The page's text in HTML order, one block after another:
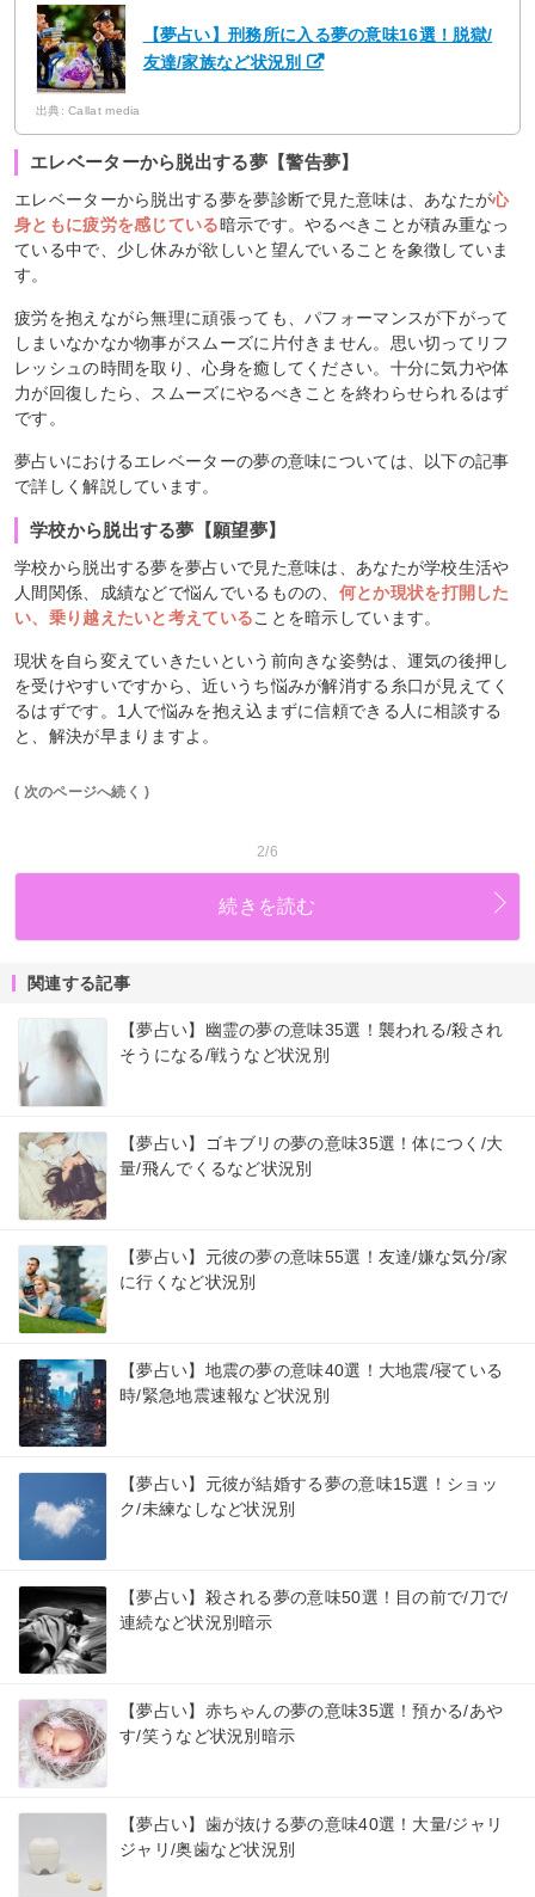
【夢占い】刑務所に入る夢の意味16選！脱獄/
友達/家族など状況別
出典: Callat media
エレベーターから脱出する夢【警告夢】
エレベーターから脱出する夢を夢診断で見た意味は、あなたが心
身ともに疲労を感じている暗示です。やるべきことが積み重なっ
ている中で、少し休みが欲しいと望んでいることを象徴していま
す。
疲労を抱えながら無理に頑張っても、パフォーマンスが下がって
しまいなかなか物事がスムーズに片付きません。思い切ってリフ
レッシュの時間を取り、心身を癒してください。十分に気力や体
力が回復したら、スムーズにやるべきことを終わらせられるはず
です。
夢占いにおけるエレベーターの夢の意味については、以下の記事
で詳しく解説しています。
学校から脱出する夢【願望夢】
学校から脱出する夢を夢占いで見た意味は、あなたが学校生活や
人間関係、成績などで悩んでいるものの、 何とか現状を打開した
い、乗り越えたいと考えていることを暗示しています。
現状を自ら変えていきたいという前向きな姿勢は、運気の後押し
を受けやすいですから、近いうち悩みが解消する糸口が見えてく
るはずです。1人で悩みを抱え込まずに信頼できる人に相談する
と、解決が早まりますよ。
( 次のページへ続く )
2/6
続きを読む
関連する記事
【夢占い】幽霊の夢の意味35選！襲われる/殺され
そうになる/戦うなど状況別
【夢占い】ゴキブリの夢の意味35選！体につく/大
量/飛んでくるなど状況別
【夢占い】元彼の夢の意味55選！友達/嫌な気分/家
に行くなど状況別
【夢占い】地震の夢の意味40選！大地震/寝ている
時/緊急地震速報など状況別
【夢占い】元彼が結婚する夢の意味15選！ショッ
ク/未練なしなど状況別
【夢占い】殺される夢の意味50選！目の前で/刀で/
連続など状況別暗示
【夢占い】赤ちゃんの夢の意味35選！預かる/あや
す/笑うなど状況別暗示
【夢占い】歯が抜ける夢の意味40選！大量/ジャリ
ジャリ/奥歯など状況別